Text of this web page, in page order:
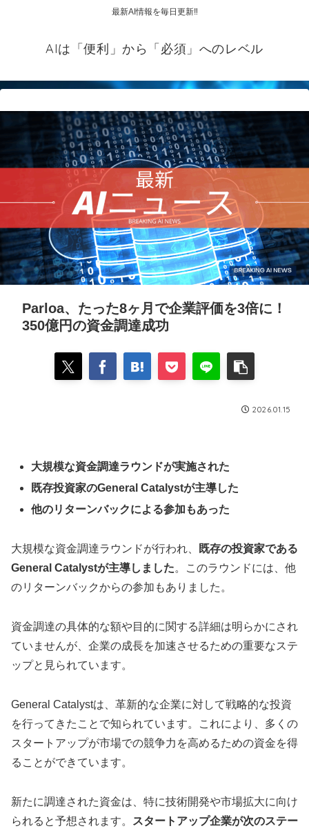
最新AI情報を毎日更新‼
AIは「便利」から「必須」へのレベル
Parloa、たった8ヶ月で企業評価を3倍に！
350億円の資金調達成功
2026.01.15
大規模な資金調達ラウンドが実施された
既存投資家のGeneral Catalystが主導した
他のリターンバックによる参加もあった
大規模な資金調達ラウンドが行われ、
既存の投資家である
General Catalystが主導しました。このラウンドには、他
のリターンバックからの参加もありました。
資金調達の具体的な額や目的に関する詳細は明らかにされ
ていませんが、企業の成長を加速させるための重要なステ
ップと見られています。
General Catalystは、革新的な企業に対して戦略的な投資
を行ってきたことで知られています。これにより、多くの
スタートアップが市場での競争力を高めるための資金を得
ることができています。
新たに調達された資金は、特に技術開発や市場拡大に向け
られると予想されます。
スタートアップ企業が次のステー